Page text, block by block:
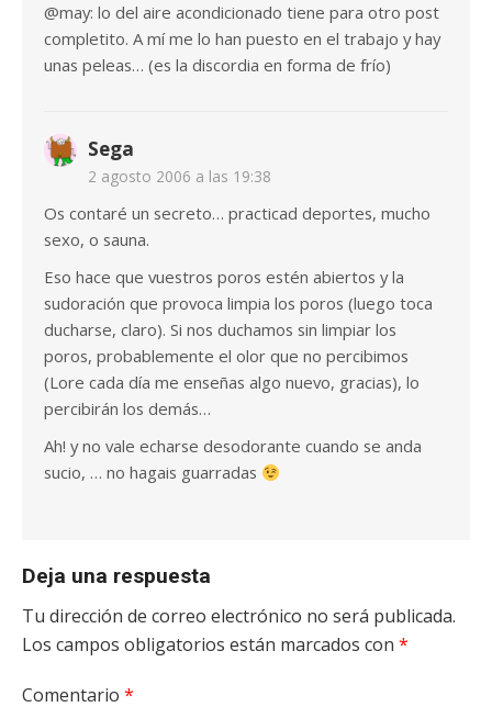
@may: lo del aire acondicionado tiene para otro post
completito. A mí me lo han puesto en el trabajo y hay
unas peleas… (es la discordia en forma de frío)
Sega
2 agosto 2006 a las 19:38
Os contaré un secreto… practicad deportes, mucho
sexo, o sauna.
Eso hace que vuestros poros estén abiertos y la
sudoración que provoca limpia los poros (luego toca
ducharse, claro). Si nos duchamos sin limpiar los
poros, probablemente el olor que no percibimos
(Lore cada día me enseñas algo nuevo, gracias), lo
percibirán los demás…
Ah! y no vale echarse desodorante cuando se anda
sucio, … no hagais guarradas
Deja una respuesta
Tu dirección de correo electrónico no será publicada.
Los campos obligatorios están marcados con *
Comentario *